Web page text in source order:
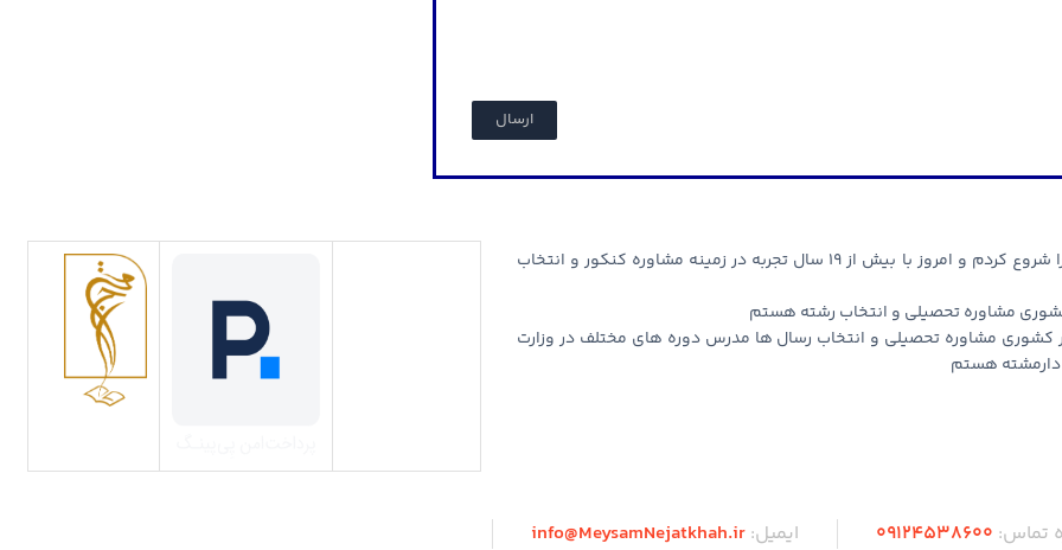
ارسال
من ، میثم نجات خواه از سال ۱۳۸۶ فعالیت های آموزشی و مشاوره خودم را شروع کردم و امروز با بیش از ۱۹ سال تجربه در زمینه مشاوره کنکور و انتخاب
مشاوره تحصیلی و انتخاب رشته هستم
مشاوره تحصیلی و انتخاب رسال ها مدرس دوره های مختلف در وزارت
دارمشته هستم
تماس: 09124538600 ایمیل:info@MeysamNejatkhah.ir